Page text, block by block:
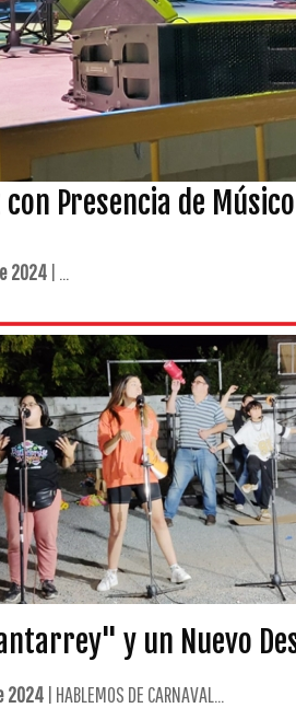
con Presencia de
2024 | ...
y un Nuevo
2024 | HABLEMOS DE CARNAVAL...